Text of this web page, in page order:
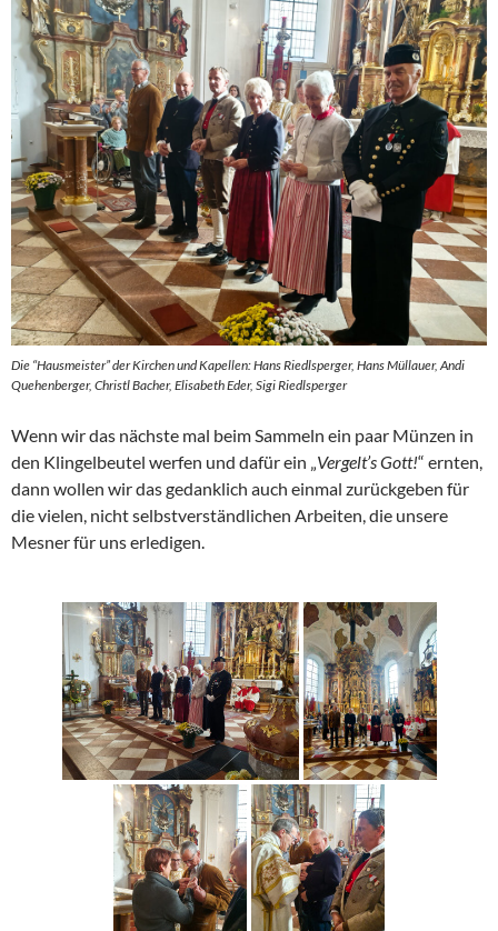
Die “Hausmeister” der Kirchen und Kapellen: Hans Riedlsperger, Hans Müllauer, Andi
Quehenberger, Christl Bacher, Elisabeth Eder, Sigi Riedlsperger
Wenn wir das nächste mal beim Sammeln ein paar Münzen in
den Klingelbeutel werfen und dafür ein „Vergelt’s Gott!“ ernten,
dann wollen wir das gedanklich auch einmal zurückgeben für
die vielen, nicht selbstverständlichen Arbeiten, die unsere
Mesner für uns erledigen.